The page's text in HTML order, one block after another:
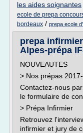
les aides soignantes
ecole de prepa
bordeaux / prepa ecole
prepa
Alpes-prépa
NOUVEAUTES
> Nos prépas
Contactez-nous
le formulaire de
> Prépa Infirmier
Retrouvez
infirmier et jury de